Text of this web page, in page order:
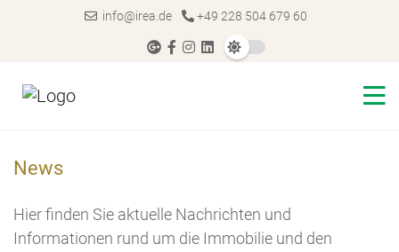
info@irea.de +49 228 504 679 60
News
Hier finden Sie aktuelle Nachrichten und
Informationen rund um die Immobilie und den